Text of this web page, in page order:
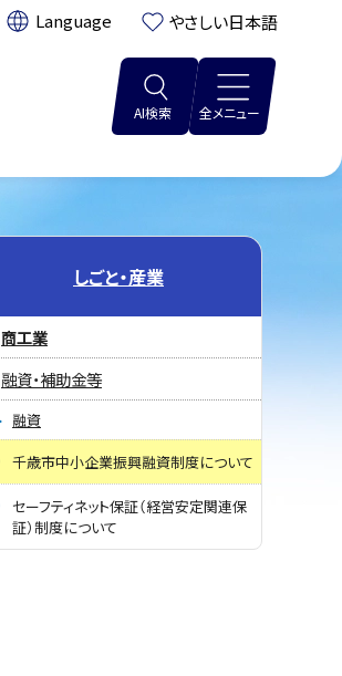
翻訳: やさしい日本語
AI検索 全メニュー
しごと・産業
商工業
融資・補助金等
融資
千歳市中小企業振興融資制度について
セーフティネット保証（経営安定関連保
証）制度について